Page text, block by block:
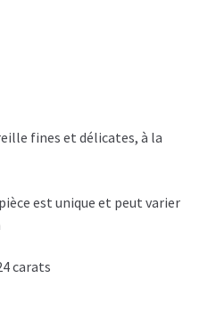
fines et délicates, à la
est unique et peut varier
carats